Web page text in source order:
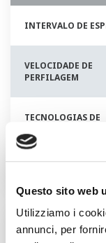
Questo sito web
Utilizziamo i
annunci, per
INTERVALO DE
VELOCIDADE DE
PERFILAGEM
TECNOLOGIAS DE